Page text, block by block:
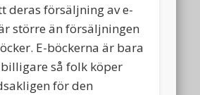
deras försäljning av e-
större än försäljningen
E-böckerna är bara
så folk köper
för den